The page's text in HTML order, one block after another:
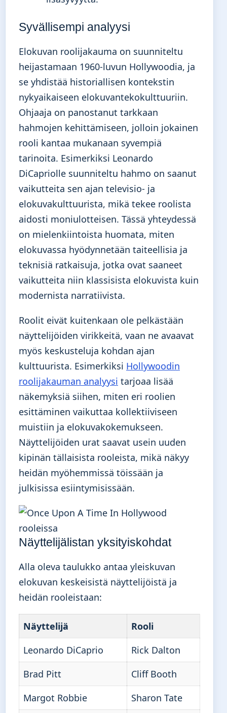
Syvällisempi analyysi
Elokuvan roolijakauma on suunniteltu
heijastamaan 1960-luvun Hollywoodia, ja
se yhdistää historiallisen kontekstin
nykyaikaiseen elokuvantekokulttuuriin.
Ohjaaja on panostanut tarkkaan
hahmojen kehittämiseen, jolloin jokainen
rooli kantaa mukanaan syvempiä
tarinoita. Esimerkiksi Leonardo
DiCapriolle suunniteltu hahmo on saanut
vaikutteita sen ajan televisio- ja
elokuvakulttuurista, mikä tekee roolista
aidosti moniulotteisen. Tässä yhteydessä
on mielenkiintoista huomata, miten
elokuvassa hyödynnetään taiteellisia ja
teknisiä ratkaisuja, jotka ovat saaneet
vaikutteita niin klassisista elokuvista kuin
modernista narratiivista.
Roolit eivät kuitenkaan ole pelkästään
näyttelijöiden virikkeitä, vaan ne avaavat
myös keskusteluja kohdan ajan
kulttuurista. Esimerkiksi Hollywoodin
roolijakauman analyysi tarjoaa lisää
näkemyksiä siihen, miten eri roolien
esittäminen vaikuttaa kollektiiviseen
muistiin ja elokuvakokemukseen.
Näyttelijöiden urat saavat usein uuden
kipinän tällaisista rooleista, mikä näkyy
heidän myöhemmissä töissään ja
julkisissa esiintymisissään.
Näyttelijälistan yksityiskohdat
Alla oleva taulukko antaa yleiskuvan
elokuvan keskeisistä näyttelijöistä ja
heidän rooleistaan:
Näyttelijä
Rooli
Leonardo DiCaprio
Rick Dalton
Brad Pitt
Cliff Booth
Margot Robbie
Sharon Tate